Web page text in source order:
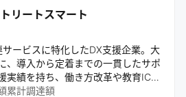
リートスマート
ービスに特化したDX支援企業。大
、導入から定着までの一貫したサポ
実績を持ち、働き方改革や教育ICT
活用した社会変革を目指す。
累計調達額